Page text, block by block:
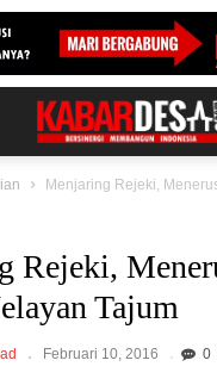
Menjaring Rejeki,
Rejeki,
Tajum
Februari 10, 2016 0